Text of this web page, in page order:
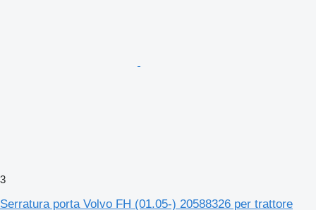
3
Serratura porta Volvo FH (01.05-) 20588326 per trattore